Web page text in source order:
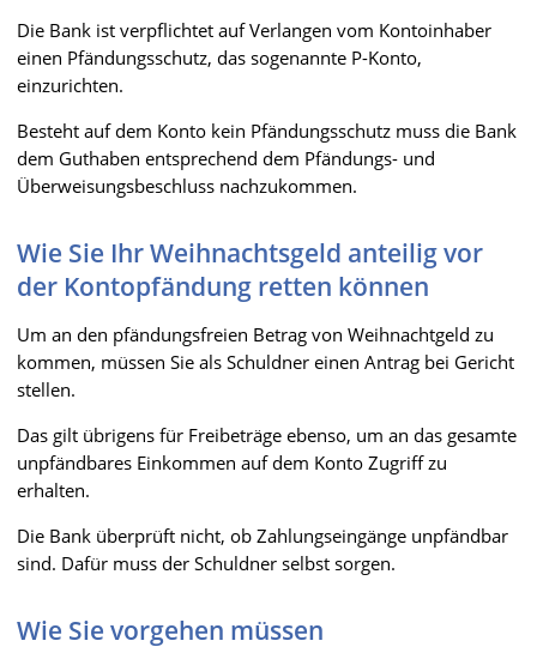
Die Bank ist verpflichtet auf Verlangen vom Kontoinhaber
einen Pfändungsschutz, das sogenannte P-Konto,
einzurichten.
Besteht auf dem Konto kein Pfändungsschutz muss die Bank
dem Guthaben entsprechend dem Pfändungs- und
Überweisungsbeschluss nachzukommen.
Wie Sie Ihr Weihnachtsgeld anteilig vor
der Kontopfändung retten können
Um an den pfändungsfreien Betrag von Weihnachtgeld zu
kommen, müssen Sie als Schuldner einen Antrag bei Gericht
stellen.
Das gilt übrigens für Freibeträge ebenso, um an das gesamte
unpfändbares Einkommen auf dem Konto Zugriff zu
erhalten.
Die Bank überprüft nicht, ob Zahlungseingänge unpfändbar
sind. Dafür muss der Schuldner selbst sorgen.
Wie Sie vorgehen müssen